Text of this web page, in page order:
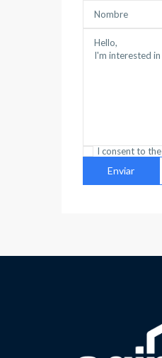
I consent to the